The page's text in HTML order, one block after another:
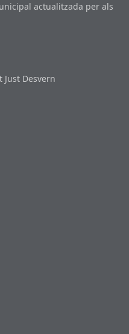
actualitzada per als
Just Desvern